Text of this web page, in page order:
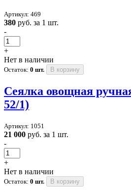
Артикул: 469
380 руб. за 1 шт.
-
+
Нет в наличии
Остаток: 0 шт. В корзину
Сеялка овощная
52/1)
Артикул: 1051
21 000 руб. за 1 шт.
-
+
Нет в наличии
Остаток: 0 шт. В корзину